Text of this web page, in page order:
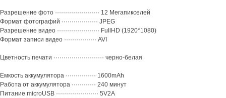
Разрешение фото ······················ 12 Мегапикселей
Формат фотографий ·················· JPEG
Разрешение видео ····················· FullHD (1920*1080)
Формат записи видео ················ AVI
Цветность печати ························· черно-белая
Емкость аккумулятора ··············· 1600mAh
Работа от аккумулятора ············ 240 минут
Питание microUSB ····················· 5V2A